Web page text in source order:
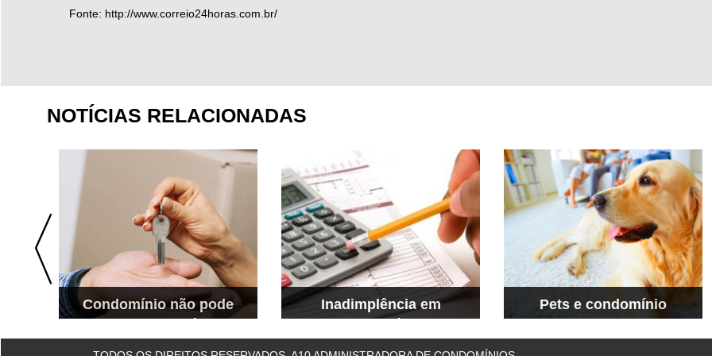
Fonte: http://www.correio24horas.com.br/
NOTÍCIAS RELACIONADAS
Condomínio não pode
impedir proprietária de
alugar apartamento por
Inadimplência em
condomínio
Pets e condomínio
Guará, uma discussão divide os moradores de
um condomínio. Uma parte é contra o uso de